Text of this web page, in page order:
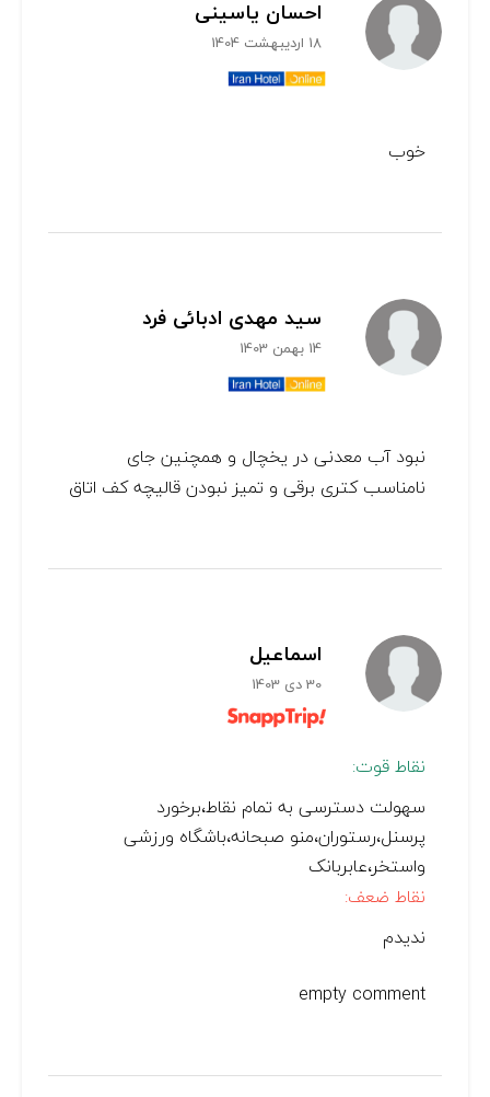
احسان یاسینی
18 اردیبهشت 1404
خوب
سید مهدی ادبائی فرد
14 بهمن 1403
نبود آب معدنی در یخچال و همچنین جای
نامناسب کتری برقی و تمیز نبودن قالیچه کف اتاق
اسماعیل
30 دی 1403
نقاط قوت:
سهولت دسترسی به تمام نقاط،برخورد
پرسنل،رستوران،منو صبحانه،باشگاه ورزشی
واستخر،عابربانک
نقاط ضعف:
ندیدم
empty comment